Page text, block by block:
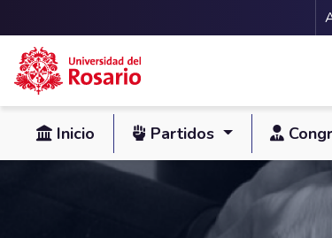
Pasar al contenido principal
Inicio Partidos